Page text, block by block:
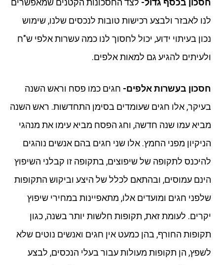
חסכון בכסף גדול- לצד החסכונות הקטנים שמאפשרים
לנו לאבזר ולבצע רכישות טובות לנכסים שלנו, שימוש
נכון בעיתוי ידוע, יכול לחסוך לנו כמה עשרות אלפי ש"ח
ולעיתים להגיע גם למאות אלפים.
חסכון בעשרות אלפים- חגים כמו פסח וראש השנה
בעיקר, אלו חגים שעומדים בסימן התחדשות. ראש השנה
מביא עמו שנה חדשה, וחג הפסח מביא עימו את מנהגי
הניקיון מפני החמץ. אלו שני חגים בהם אנשים נוהגים
להיכנס לתקופה של שיפוצים, בתקופה זו קבלני השיפוץ
הינם עמוסים, ובהתאם לכלל של היצע וביקוש התקופות
שלפני חגים ומועדים אלו, מתאפיינות במחירי שיפוץ
יקרים. לעומת זאת, תקופות חלשות יותר בשנה, כגון
תקופות החורף, בהן כמעט אין חגים ואנשים נוטים שלא
לשפץ, הן תקופות מעולות עבור בעלי הנכסים, לבצע